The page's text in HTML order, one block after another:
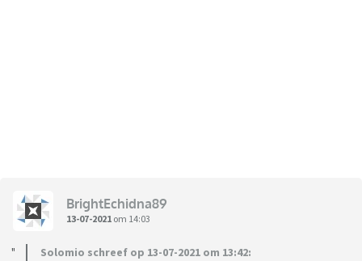
BrightEchidna89
13-07-2021 om 14:03
Solomio schreef op 13-07-2021 om 13:42: